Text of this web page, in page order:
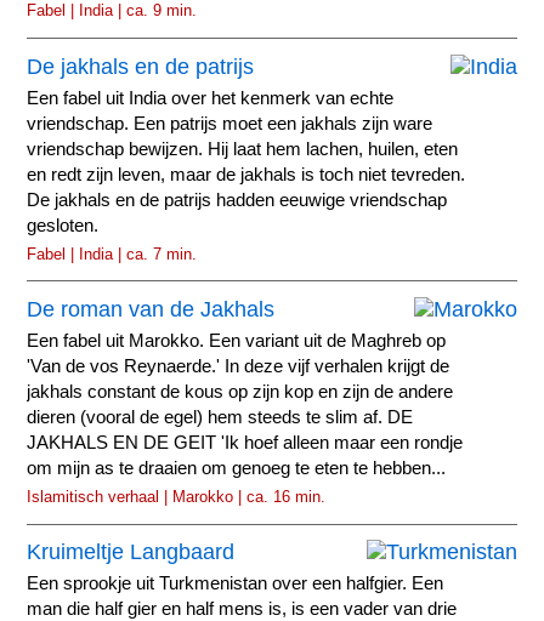
Fabel | India | ca. 9 min.
De jakhals en de patrijs
Een fabel uit India over het kenmerk van echte
vriendschap. Een patrijs moet een jakhals zijn ware
vriendschap bewijzen. Hij laat hem lachen, huilen, eten
en redt zijn leven, maar de jakhals is toch niet tevreden.
De jakhals en de patrijs hadden eeuwige vriendschap
gesloten.
Fabel | India | ca. 7 min.
De roman van de Jakhals
Een fabel uit Marokko. Een variant uit de Maghreb op
'Van de vos Reynaerde.' In deze vijf verhalen krijgt de
jakhals constant de kous op zijn kop en zijn de andere
dieren (vooral de egel) hem steeds te slim af. DE
JAKHALS EN DE GEIT 'Ik hoef alleen maar een rondje
om mijn as te draaien om genoeg te eten te hebben...
Islamitisch verhaal | Marokko | ca. 16 min.
Kruimeltje Langbaard
Een sprookje uit Turkmenistan over een halfgier. Een
man die half gier en half mens is, is een vader van drie